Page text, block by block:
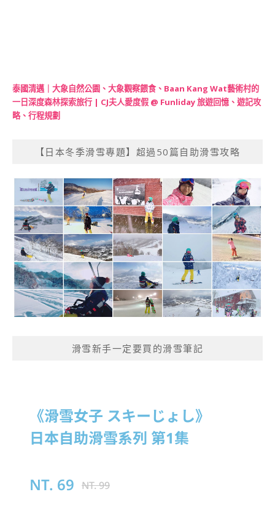
泰國清邁｜大象自然公園、大象觀察餵食、Baan Kang Wat藝術村的
一日深度森林探索旅行 | CJ夫人愛度假 @ Funliday 旅遊回憶、遊記攻
略、行程規劃
【日本冬季滑雪專題】超過50篇自助滑雪攻略
滑雪新手一定要買的滑雪筆記